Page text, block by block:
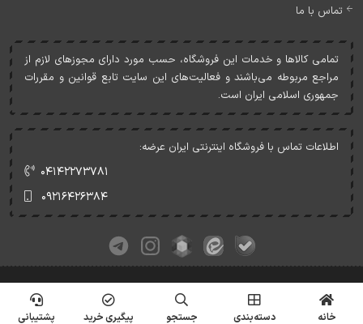
تماس با ما
تمامی کالاها و خدمات اين فروشگاه، حسب مورد دارای مجوزهای لازم از
مراجع مربوطه می‌باشند و فعاليت‌های اين سايت تابع قوانين و مقررات
جمهوری اسلامی ايران است.
اطلاعات تماس با فروشگاه اینترنتی ایران عرضه:
۰۴۱۴۲۲۷۳۷۸۱
۰۹۲۱۶۴۲۶۳۸۴
خانه دسته‌بندی جستجو پیگیری خرید پشتیبانی